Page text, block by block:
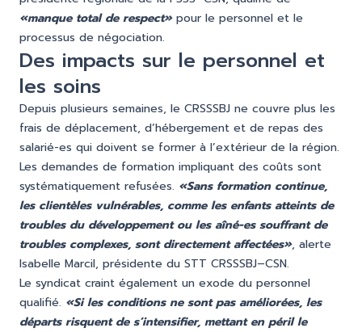
«manque total de respect»pour le personnel et le
processus de négociation.
Des impacts sur le personnel et
les soins
Depuis plusieurs semaines, le CRSSSBJ ne couvre plus les
frais de déplacement, d’hébergement et de repas des
salarié-es qui doivent se former à l’extérieur de la région.
Les demandes de formation impliquant des coûts sont
systématiquement refusées. «Sans formation continue,
les clientèles vulnérables, comme les enfants atteints de
troubles du développement ou les aîné-es souffrant de
troubles complexes, sont directement affectées», alerte
Isabelle Marcil, présidente du STT CRSSSBJ–CSN.
Le syndicat craint également un exode du personnel
qualifié. «Si les conditions ne sont pas améliorées, les
départs risquent de s’intensifier, mettant en péril le